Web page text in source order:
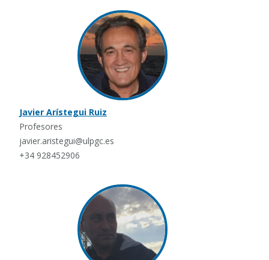
Javier Arístegui Ruiz
Profesores
javier.aristegui@ulpgc.es
+34 928452906